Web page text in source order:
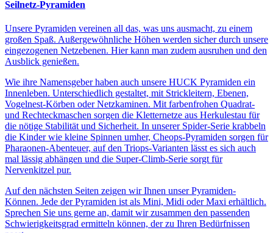
Seilnetz-Pyramiden
Unsere Pyramiden vereinen all das, was uns ausmacht, zu einem
großen Spaß. Außergewöhnliche Höhen werden sicher durch unsere
eingezogenen Netzebenen. Hier kann man zudem ausruhen und den
Ausblick genießen.
Wie ihre Namensgeber haben auch unsere HUCK Pyramiden ein
Innenleben. Unterschiedlich gestaltet, mit Strickleitern, Ebenen,
Vogelnest-Körben oder Netzkaminen. Mit farbenfrohen Quadrat-
und Rechteckmaschen sorgen die Kletternetze aus Herkulestau für
die nötige Stabilität und Sicherheit. In unserer Spider-Serie krabbeln
die Kinder wie kleine Spinnen umher, Cheops-Pyramiden sorgen für
Pharaonen-Abenteuer, auf den Triops-Varianten lässt es sich auch
mal lässig abhängen und die Super-Climb-Serie sorgt für
Nervenkitzel pur.
Auf den nächsten Seiten zeigen wir Ihnen unser Pyramiden-
Können. Jede der Pyramiden ist als Mini, Midi oder Maxi erhältlich.
Sprechen Sie uns gerne an, damit wir zusammen den passenden
Schwierigkeitsgrad ermitteln können, der zu Ihren Bedürfnissen